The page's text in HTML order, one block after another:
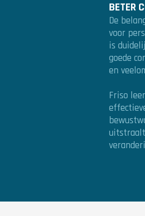
BETER
De
voor
is
goede
en
Friso